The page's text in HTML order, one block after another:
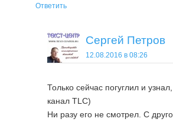
Ответить
Сергей Петров
12.08.2016 в 08:26
Только сейчас погуглил и
канал TLC)
Ни разу его не смотрел. С